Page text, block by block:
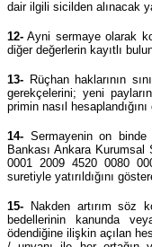
dair ilgili sicilden alınacak
12- Ayni sermaye olarak
diğer değerlerin kayıtlı
13- Rüçhan haklarının
gerekçelerini; yeni
primin nasıl
14- Sermayenin on binde
Bankası Ankara Kurumsal
0001 2009 4520 0080
suretiyle yatırıldığını
15- Nakden artırım söz
bedellerinin kanunda
ödendiğine ilişkin açılan